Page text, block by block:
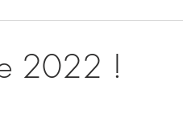
2022 !